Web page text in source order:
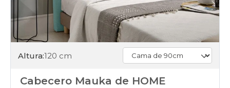
Altura:120 cm
Cabecero Mauka de HOME